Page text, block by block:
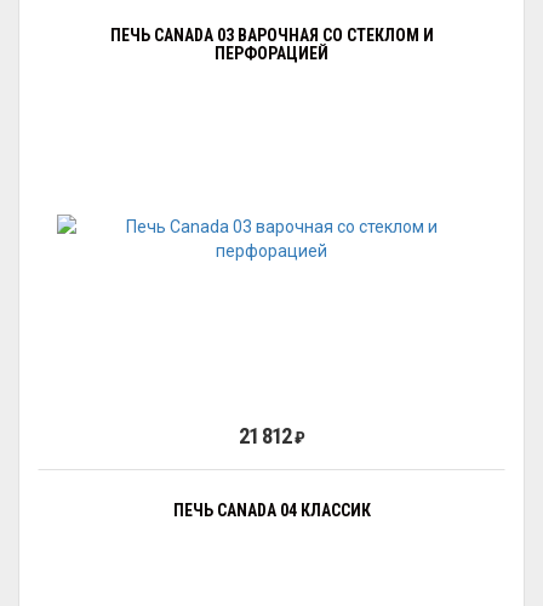
ПЕЧЬ CANADA 03 ВАРОЧНАЯ СО СТЕКЛОМ И
ПЕРФОРАЦИЕЙ
21 812₽
ПЕЧЬ CANADA 04 КЛАССИК